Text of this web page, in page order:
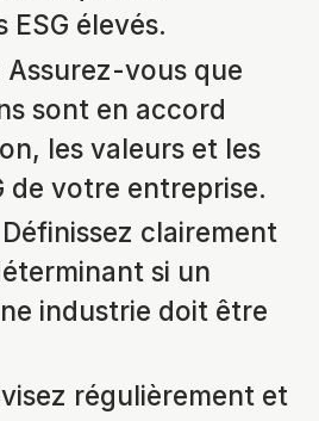
élevés.
vous que
sont en accord
les valeurs et les
de votre entreprise.
clairement
si un
industrie doit être
régulièrement et